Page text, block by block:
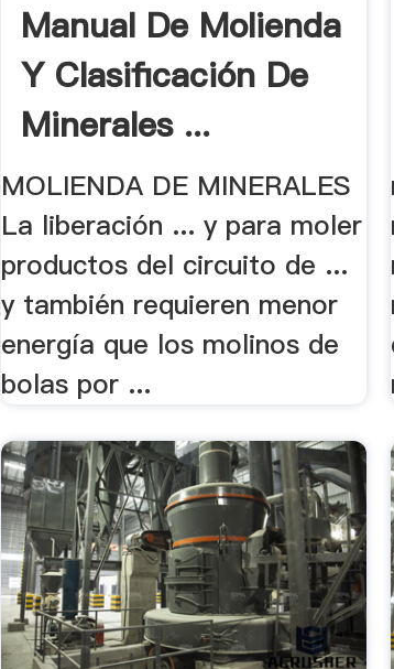
Manual De Molienda
Y Clasificación De
Minerales ...
MOLIENDA DE MINERALES
La liberación ... y para moler
productos del circuito de ...
y también requieren menor
energía que los molinos de
bolas por ...